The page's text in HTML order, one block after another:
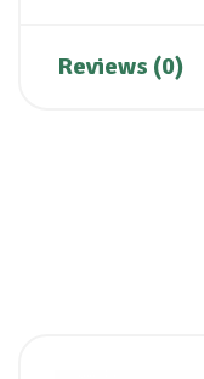
Reviews (0)